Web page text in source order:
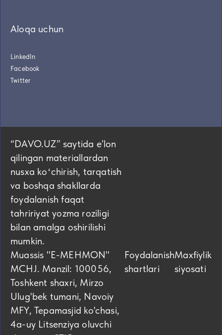
Aloqa uchun
LinkedIn
Facebook
Twitter
“DAVO.UZ” saytida eʼlon
qilingan materiallardan
nusxa koʻchirish, tarqatish
va boshqa shakllarda
foydalanish faqat
tahririyat yozma roziligi
bilan amalga oshirilishi
mumkin.
Muassis "E-MEHMON"
MCHJ. Manzil: 100056,
Toshkent shaxri, Mirzo
Ulug'bek tumani, Navoiy
MFY, Tepamasjid ko'chasi,
4а-uy Litsenziya oluvchi
Foydalanish
shartlari
Maxfiylik
siyosati